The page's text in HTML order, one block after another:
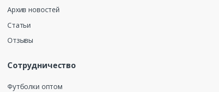
Архив новостей
Статьи
Отзывы
Сотрудничество
Футболки оптом